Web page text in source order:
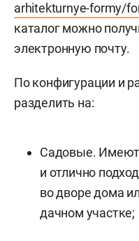
arhitekturnye-formy/
каталог можно
электронную почту.
По конфигурации и
разделить на:
Садовые.
и отлично
во дворе дома
дачном участке;